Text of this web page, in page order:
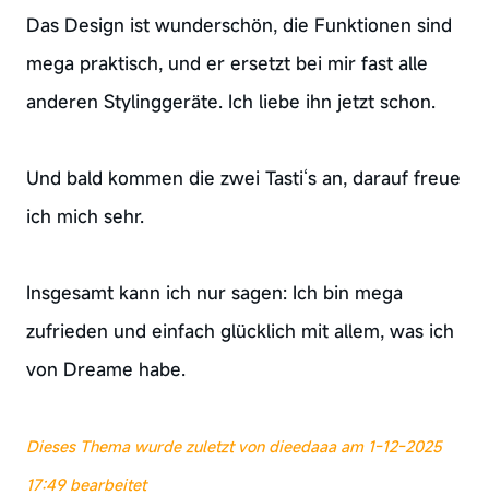
Das Design ist wunderschön, die Funktionen sind
mega praktisch, und er ersetzt bei mir fast alle
anderen Stylinggeräte. Ich liebe ihn jetzt schon.
Und bald kommen die zwei Tasti‘s an, darauf freue
ich mich sehr.
Insgesamt kann ich nur sagen: Ich bin mega
zufrieden und einfach glücklich mit allem, was ich
von Dreame habe.
Dieses Thema wurde zuletzt von dieedaaa am 1-12-2025
17:49 bearbeitet